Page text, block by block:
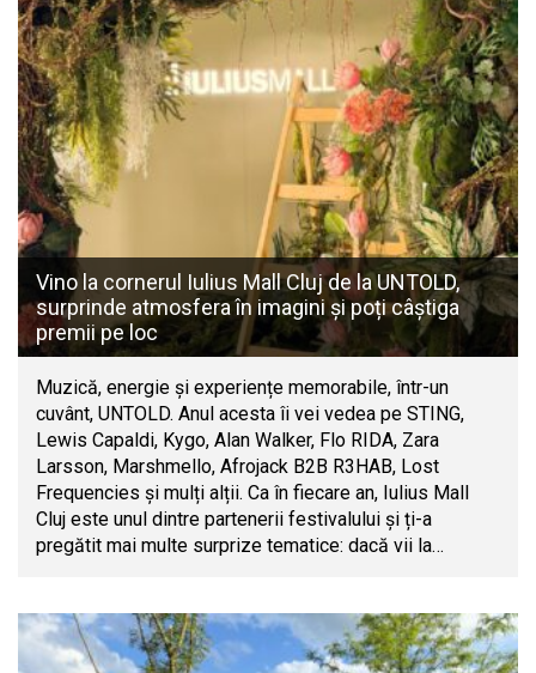
Vino la cornerul Iulius Mall Cluj de la UNTOLD,
surprinde atmosfera în imagini și poți câștiga
premii pe loc
Muzică, energie și experiențe memorabile, într-un
cuvânt, UNTOLD. Anul acesta îi vei vedea pe STING,
Lewis Capaldi, Kygo, Alan Walker, Flo RIDA, Zara
Larsson, Marshmello, Afrojack B2B R3HAB, Lost
Frequencies și mulți alții. Ca în fiecare an, Iulius Mall
Cluj este unul dintre partenerii festivalului și ți-a
pregătit mai multe surprize tematice: dacă vii la…